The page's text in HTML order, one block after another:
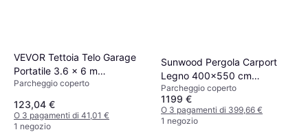
VEVOR Tettoia Telo Garage
Portatile 3.6 x 6 m
(Superficie edificio )
Parcheggio coperto
123,04 €
O 3 pagamenti di 41,01 €
1 negozio
Sunwood Pergola Carport
Legno 400x550 cm
(Superficie edificio )
Parcheggio coperto
1199 €
O 3 pagamenti di 399,66 €
1 negozio